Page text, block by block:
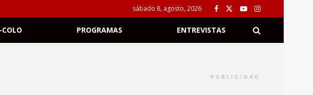
sábado 8, agosto, 2026
PROGRAMAS ENTREVISTAS
PUBLICIDAD